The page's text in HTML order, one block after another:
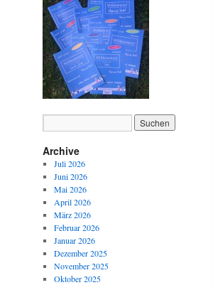
Archive
Juli 2026
Juni 2026
Mai 2026
April 2026
März 2026
Februar 2026
Januar 2026
Dezember 2025
November 2025
Oktober 2025